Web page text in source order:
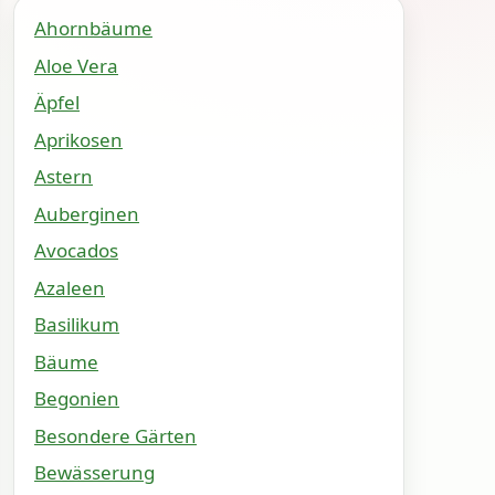
Ahornbäume
Aloe Vera
Äpfel
Aprikosen
Astern
Auberginen
Avocados
Azaleen
Basilikum
Bäume
Begonien
Besondere Gärten
Bewässerung